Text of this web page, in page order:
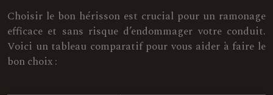
Choisir le bon hérisson est crucial pour un ramonage
efficace et sans risque d’endommager votre conduit.
Voici un tableau comparatif pour vous aider à faire le
bon choix :